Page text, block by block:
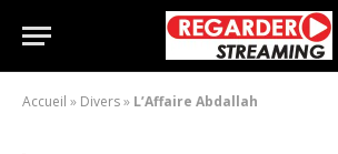
Accueil » Divers» L’Affaire Abdallah